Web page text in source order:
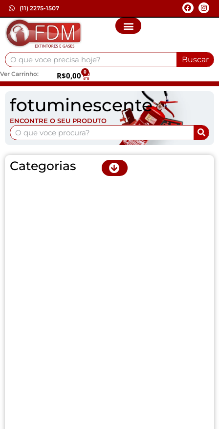
(11) 2275-1507
Buscar
Ver Carrinho: R$0,00 0
fotuminescente
ENCONTRE O SEU PRODUTO
Categorias